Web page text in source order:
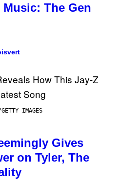
The Gen
IMAGES
Gives
on Tyler, The